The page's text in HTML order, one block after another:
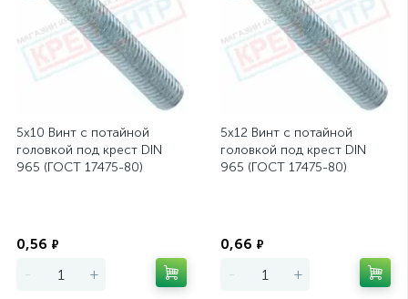
5х10 Винт с потайной
головкой под крест DIN
965 (ГОСТ 17475-80)
0,56 ₽
- +
5х12 Винт с потайной
головкой под крест DIN
965 (ГОСТ 17475-80)
0,66 ₽
- +